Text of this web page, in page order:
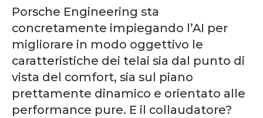
Porsche Engineering sta
concretamente impiegando l’AI per
migliorare in modo oggettivo le
caratteristiche dei telai sia dal punto di
vista del comfort, sia sul piano
prettamente dinamico e orientato alle
performance pure. E il collaudatore?